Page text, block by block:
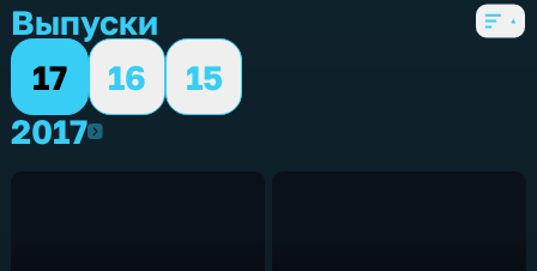
Выпуски
17
16
15
20172017